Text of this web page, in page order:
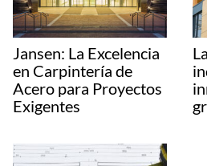
Jansen: La Excelencia
en Carpintería de
Acero para Proyectos
Exigentes